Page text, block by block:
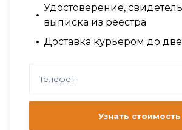
Удостоверение,
выписка из реестра
Доставка курьером до
Узнать стоимость